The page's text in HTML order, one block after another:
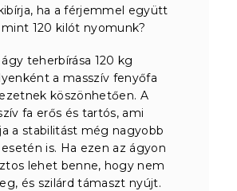
ha a férjemmel együtt
120 kilót nyomunk?
teherbírása 120 kg
a masszív fenyőfa
köszönhetően. A
fa erős és tartós, ami
a stabilitást még nagyobb
is. Ha ezen az ágyon
lehet benne, hogy nem
és szilárd támaszt nyújt.